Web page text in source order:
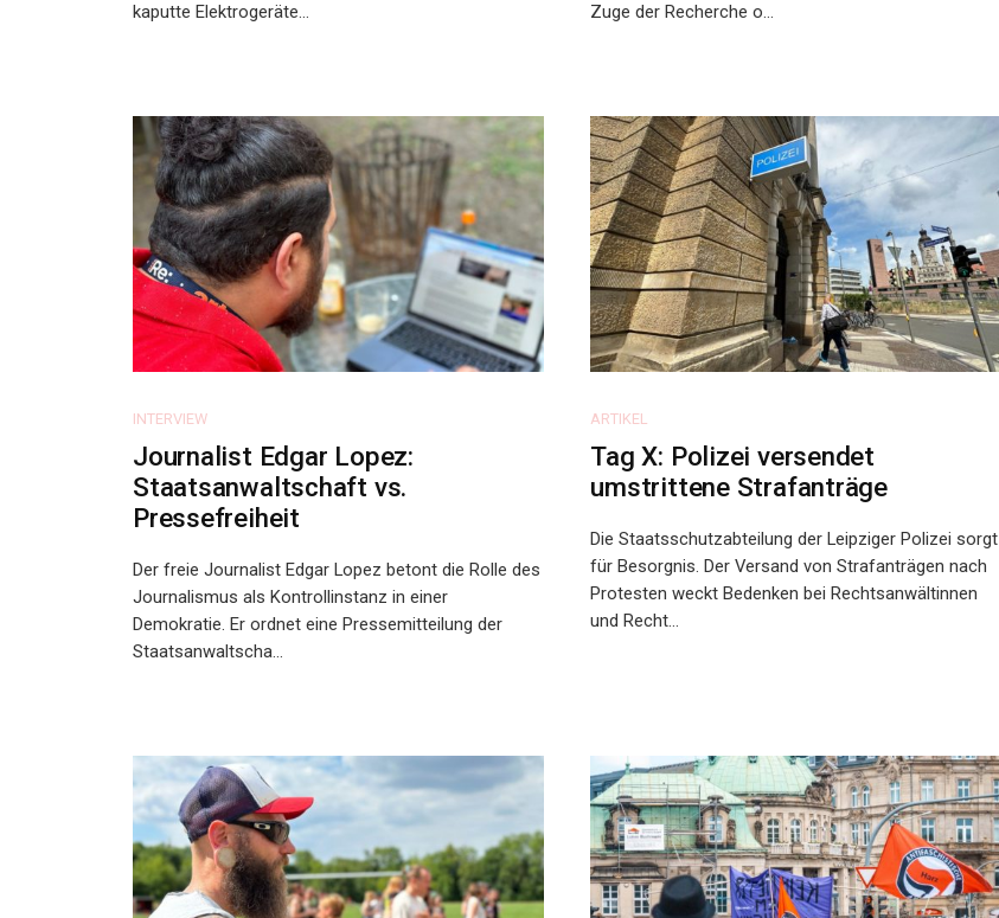
kaputte Elektrogeräte...
Zuge der Recherche o...
INTERVIEW
Journalist Edgar Lopez:
Staatsanwaltschaft vs.
Pressefreiheit
Der freie Journalist Edgar Lopez betont die Rolle des
Journalismus als Kontrollinstanz in einer
Demokratie. Er ordnet eine Pressemitteilung der
Staatsanwaltscha...
ARTIKEL
Tag X: Polizei versendet
umstrittene Strafanträge
Die Staatsschutzabteilung der Leipziger Polizei sorgt
für Besorgnis. Der Versand von Strafanträgen nach
Protesten weckt Bedenken bei Rechtsanwältinnen
und Recht...